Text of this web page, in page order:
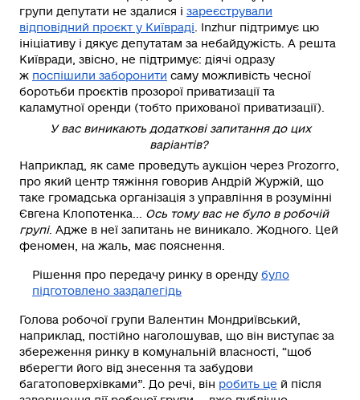
групи депутати не здалися і зареєстрували
відповідний проєкт у Київраді. Inzhur підтримує цю
ініціативу і дякує депутатам за небайдужість. А решта
Київради, звісно, не підтримує: діячі одразу
ж поспішили заборонити саму можливість чесної
боротьби проєктів прозорої приватизації та
каламутної оренди (тобто прихованої приватизації).
У вас виникають додаткові запитання до цих
варіантів?
Наприклад, як саме проведуть аукціон через Prozorro,
про який центр тяжіння говорив Андрій Журжій, що
таке громадська організація з управління в розумінні
Євгена Клопотенка... Ось тому вас не було в робочій
групі. Адже в неї запитань не виникало. Жодного. Цей
феномен, на жаль, має пояснення.
Рішення про передачу ринку в оренду було
підготовлено заздалегідь
Голова робочої групи Валентин Мондриївський,
наприклад, постійно наголошував, що він виступає за
збереження ринку в комунальній власності, “щоб
вберегти його від знесення та забудови
багатоповерхівками”. До речі, він робить це й після